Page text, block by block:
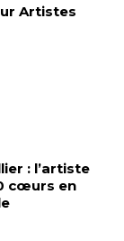
Artistes
: l’artiste
cœurs en